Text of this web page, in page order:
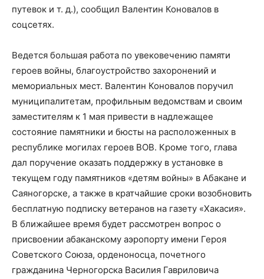
путевок и т. д.), сообщил Валентин Коновалов в
соцсетях.
Ведется большая работа по увековечению памяти
героев войны, благоустройство захоронений и
мемориальных мест. Валентин Коновалов поручил
муниципалитетам, профильным ведомствам и своим
заместителям к 1 мая привести в надлежащее
состояние памятники и бюсты на расположенных в
республике могилах героев ВОВ. Кроме того, глава
дал поручение оказать поддержку в установке в
текущем году памятников «детям войны» в Абакане и
Саяногорске, а также в кратчайшие сроки возобновить
бесплатную подписку ветеранов на газету «Хакасия».
В ближайшее время будет рассмотрен вопрос о
присвоении абаканскому аэропорту имени Героя
Советского Союза, орденоносца, почетного
гражданина Черногорска Василия Гавриловича